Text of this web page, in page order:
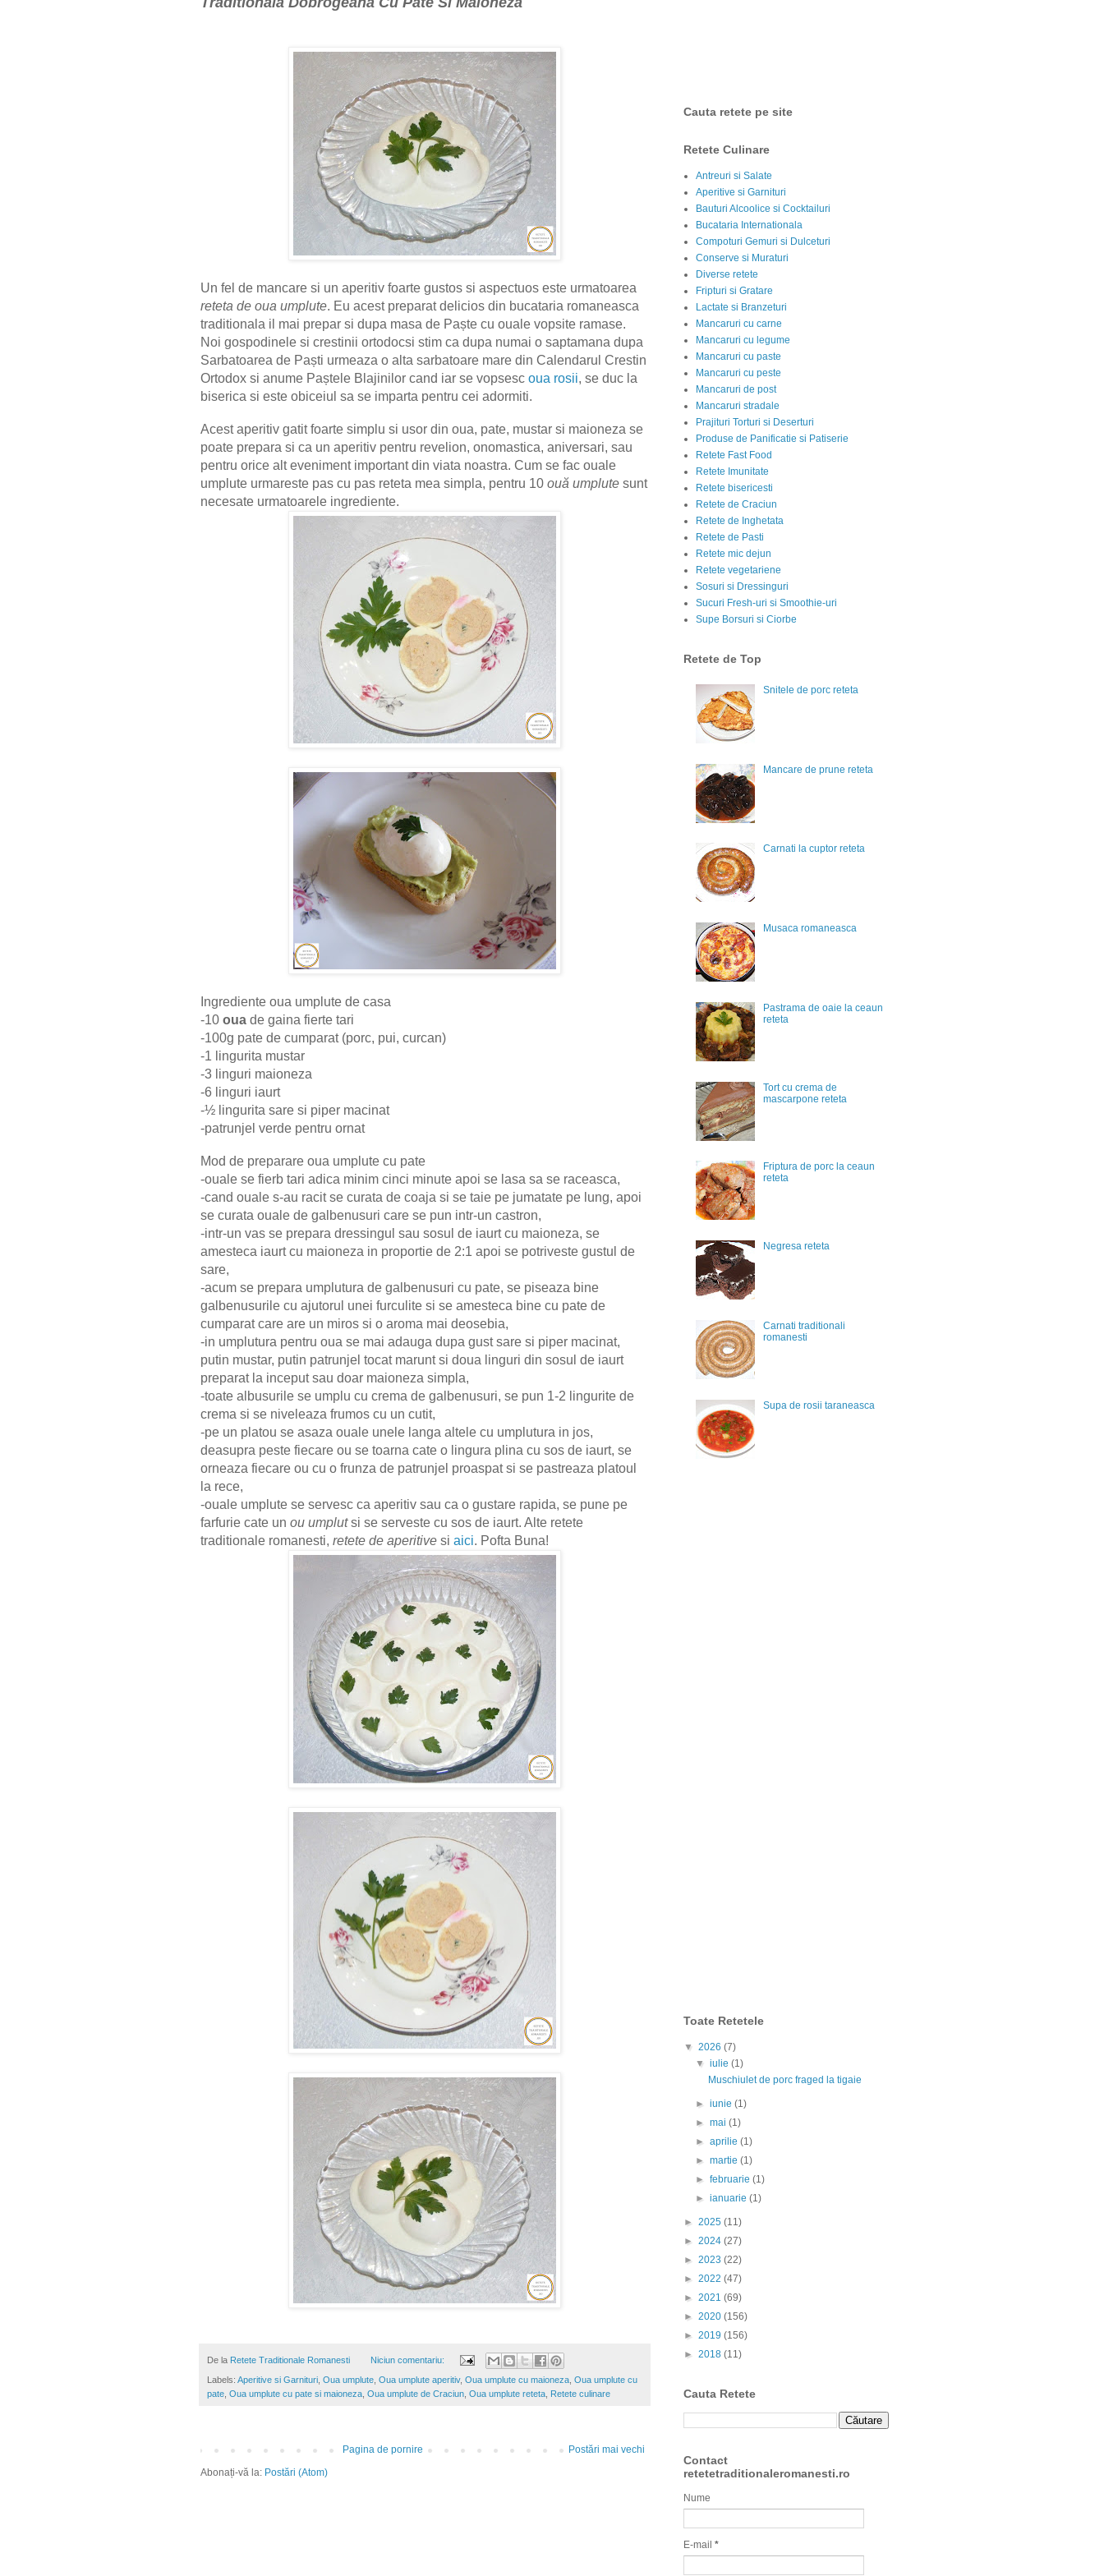
Un fel de mancare si un aperitiv foarte gustos si aspectuos este urmatoarea
reteta de oua umplute. Eu acest preparat delicios din bucataria romaneasca
traditionala il mai prepar si dupa masa de Paște cu ouale vopsite ramase.
Noi gospodinele si crestinii ortodocsi stim ca dupa numai o saptamana dupa
Sarbatoarea de Paști urmeaza o alta sarbatoare mare din Calendarul Crestin
Ortodox si anume Paștele Blajinilor cand iar se vopsesc oua rosii, se duc la
biserica si este obiceiul sa se imparta pentru cei adormiti.
Acest aperitiv gatit foarte simplu si usor din oua, pate, mustar si maioneza se
poate prepara si ca un aperitiv pentru revelion, onomastica, aniversari, sau
pentru orice alt eveniment important din viata noastra. Cum se fac ouale
umplute urmareste pas cu pas reteta mea simpla, pentru 10 ouă umplute sunt
necesate urmatoarele ingrediente.
Ingrediente oua umplute de casa
-10 oua de gaina fierte tari
-100g pate de cumparat (porc, pui, curcan)
-1 lingurita mustar
-3 linguri maioneza
-6 linguri iaurt
-½ lingurita sare si piper macinat
-patrunjel verde pentru ornat
Mod de preparare oua umplute cu pate
-ouale se fierb tari adica minim cinci minute apoi se lasa sa se raceasca,
-cand ouale s-au racit se curata de coaja si se taie pe jumatate pe lung, apoi
se curata ouale de galbenusuri care se pun intr-un castron,
-intr-un vas se prepara dressingul sau sosul de iaurt cu maioneza, se
amesteca iaurt cu maioneza in proportie de 2:1 apoi se potriveste gustul de
sare,
-acum se prepara umplutura de galbenusuri cu pate, se piseaza bine
galbenusurile cu ajutorul unei furculite si se amesteca bine cu pate de
cumparat care are un miros si o aroma mai deosebia,
-in umplutura pentru oua se mai adauga dupa gust sare si piper macinat,
putin mustar, putin patrunjel tocat marunt si doua linguri din sosul de iaurt
preparat la inceput sau doar maioneza simpla,
-toate albusurile se umplu cu crema de galbenusuri, se pun 1-2 lingurite de
crema si se niveleaza frumos cu un cutit,
-pe un platou se asaza ouale unele langa altele cu umplutura in jos,
deasupra peste fiecare ou se toarna cate o lingura plina cu sos de iaurt, se
orneaza fiecare ou cu o frunza de patrunjel proaspat si se pastreaza platoul
la rece,
-ouale umplute se servesc ca aperitiv sau ca o gustare rapida, se pune pe
farfurie cate un ou umplutsi se serveste cu sos de iaurt. Alte retete
traditionale romanesti, retete de aperitive si aici. Pofta Buna!
De la Retete Traditionale Romanesti Niciun comentariu:
Labels: Aperitive si Garnituri Oua umplute Oua umplute aperitiv, Oua umplute cu maioneza Oua umplute cu
pate Oua umplute cu pate si maioneza Oua umplute de Craciun Oua umplute reteta Retete culinare
Postări mai vechi
Pagina de pornire
Abonați-vă la: Postări (Atom)
Cauta retete pe site
Retete Culinare
Antreuri si Salate
Aperitive si Garnituri
Bauturi Alcoolice si Cocktailuri
Bucataria Internationala
Compoturi Gemuri si Dulceturi
Conserve si Muraturi
Diverse retete
Fripturi si Gratare
Lactate si Branzeturi
Mancaruri cu carne
Mancaruri cu legume
Mancaruri cu paste
Mancaruri cu peste
Mancaruri de post
Mancaruri stradale
Prajituri Torturi si Deserturi
Produse de Panificatie si Patiserie
Retete Fast Food
Retete Imunitate
Retete bisericesti
Retete de Craciun
Retete de Inghetata
Retete de Pasti
Retete mic dejun
Retete vegetariene
Sosuri si Dressinguri
Sucuri Fresh-uri si Smoothie-uri
Supe Borsuri si Ciorbe
Retete de Top
Snitele de porc reteta
Mancare de prune reteta
Carnati la cuptor reteta
Musaca romaneasca
Pastrama de oaie la ceaun
reteta
Tort cu crema de
mascarpone reteta
Friptura de porc la ceaun
reteta
Negresa reteta
Carnati traditionali
romanesti
Supa de rosii taraneasca
Toate Retetele
▼ 2026 (7)
▼iulie(1)
Muschiulet de porc fraged la tigaie
►iunie(1)
►mai(1)
►aprilie(1)
►martie(1)
►februarie(1)
►ianuarie(1)
► 2025 (11)
► 2024 (27)
► 2023 (22)
► 2022 (47)
► 2021 (69)
► 2020 (156)
► 2019 (156)
► 2018 (11)
Cauta Retete
Contact
retetetraditionaleromanesti.ro
Nume
E-mail *